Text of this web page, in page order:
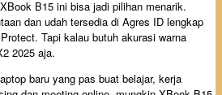
B15 ini bisa jadi pilihan menarik.
dan udah tersedia di Agres ID lengkap
Tapi kalau butuh akurasi warna
2025 aja.
baru yang pas buat belajar, kerja